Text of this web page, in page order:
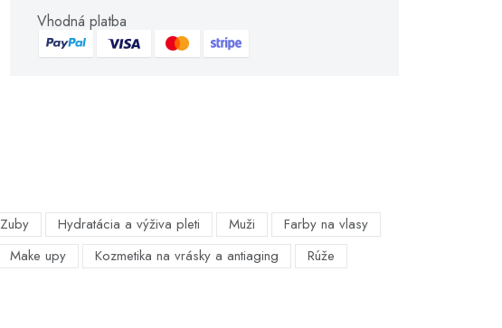
Vhodná platba
Zuby Hydratácia a výživa pleti Muži
Farby na vlasy
Make upy Kozmetika na vrásky a antiaging
Rúže